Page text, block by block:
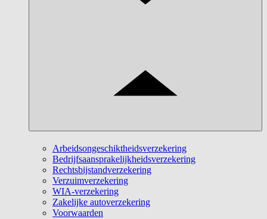
Arbeidsongeschiktheidsverzekering
Bedrijfsaansprakelijkheidsverzekering
Rechtsbijstandverzekering
Verzuimverzekering
WIA-verzekering
Zakelijke autoverzekering
Voorwaarden